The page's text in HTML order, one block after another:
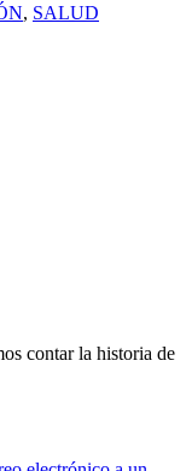
, SALUD
contar la historia de